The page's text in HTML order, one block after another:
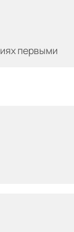
первыми